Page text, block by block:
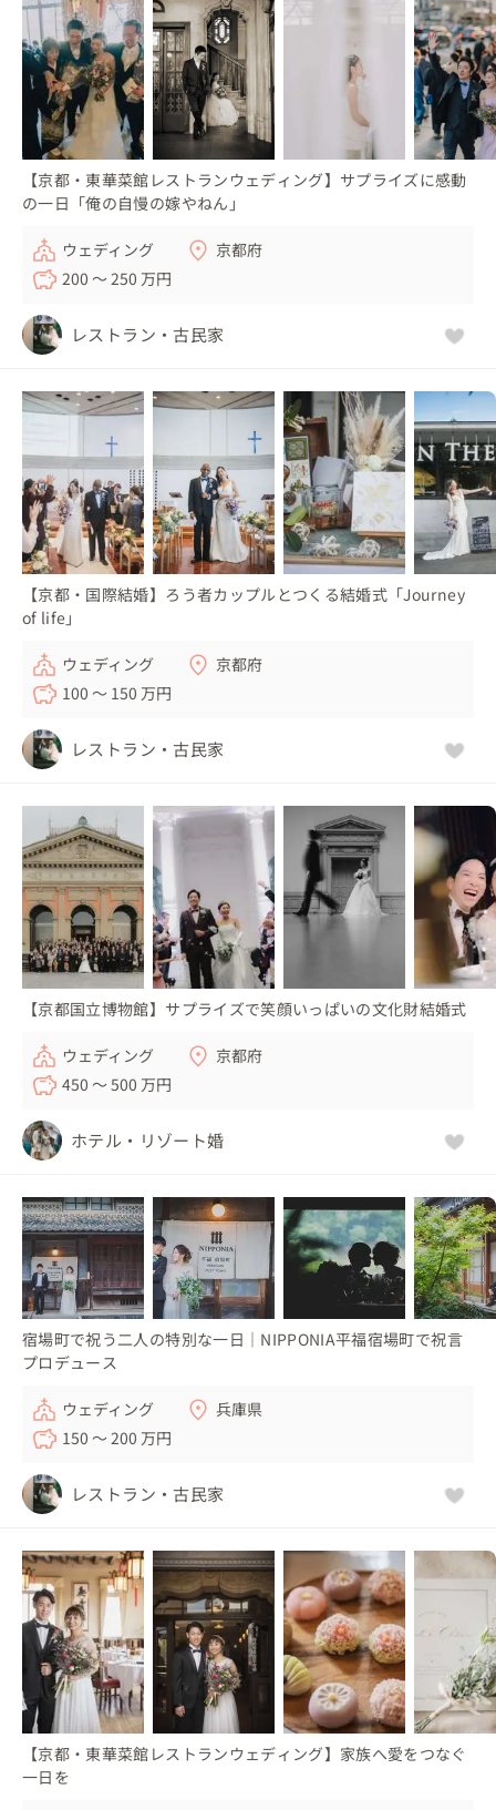
【京都・東華菜館レストランウェディング】サプライズに感動
の一日「俺の自慢の嫁やねん」
ウェディング
京都府
200 〜 250 万円
レストラン・古民家
【京都・国際結婚】ろう者カップルとつくる結婚式「Journey
of life」
ウェディング
京都府
100 〜 150 万円
レストラン・古民家
【京都国立博物館】サプライズで笑顔いっぱいの文化財結婚式
ウェディング
京都府
450 〜 500 万円
ホテル・リゾート婚
宿場町で祝う二人の特別な一日｜NIPPONIA平福宿場町で祝言
プロデュース
ウェディング
兵庫県
150 〜 200 万円
レストラン・古民家
【京都・東華菜館レストランウェディング】家族へ愛をつなぐ
一日を